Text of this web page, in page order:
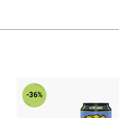
-36%